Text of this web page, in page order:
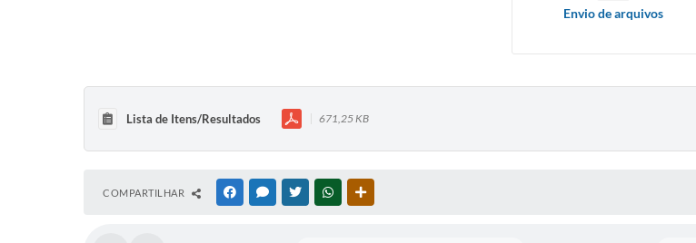
Envio de arquivos
Lista de Itens/Resultados 671,25 KB
COMPARTILHAR FACEBOOKMESSENGER
TWITTERWHATSAPP